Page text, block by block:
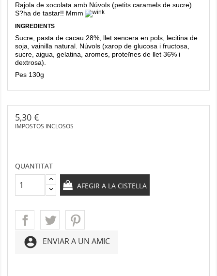
Rajola de xocolata amb Núvols (petits caramels de sucre).
S?ha de tastar!! Mmm
INGREDIENTS
Sucre, pasta de cacau 28%, llet sencera en pols, lecitina de
soja, vainilla natural. Núvols (xarop de glucosa i fructosa,
sucre, aigua, gelatina, aromes, proteïnes de llet 36% i
dextrosa).
Pes 130g
5,30 €
IMPOSTOS INCLOSOS
QUANTITAT
AFEGIR A LA CISTELLA
account_circle ENVIAR A UN AMIC